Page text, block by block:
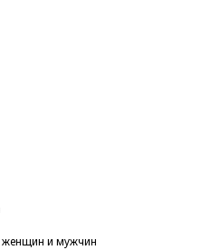
женщин и мужчин